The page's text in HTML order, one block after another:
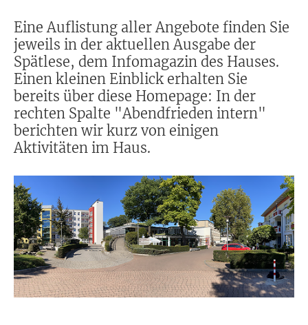
Eine Auflistung aller Angebote finden Sie
jeweils in der aktuellen Ausgabe der
Spätlese, dem Infomagazin des Hauses.
Einen kleinen Einblick erhalten Sie
bereits über diese Homepage: In der
rechten Spalte "Abendfrieden intern"
berichten wir kurz von einigen
Aktivitäten im Haus.